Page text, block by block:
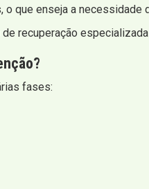
que enseja a
de recuperação
fases: